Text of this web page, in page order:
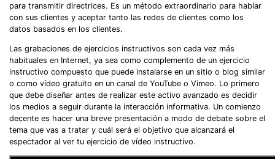
para transmitir directrices. Es un método extraordinario para hablar
con sus clientes y aceptar tanto las redes de clientes como los
datos basados en los clientes.
Las grabaciones de ejercicios instructivos son cada vez más
habituales en Internet, ya sea como complemento de un ejercicio
instructivo compuesto que puede instalarse en un sitio o blog similar
o como vídeo gratuito en un canal de YouTube o Vimeo. Lo primero
que debe diseñar antes de realizar este activo avanzado es decidir
los medios a seguir durante la interacción informativa. Un comienzo
decente es hacer una breve presentación a modo de debate sobre el
tema que vas a tratar y cuál será el objetivo que alcanzará el
espectador al ver tu ejercicio de vídeo instructivo.